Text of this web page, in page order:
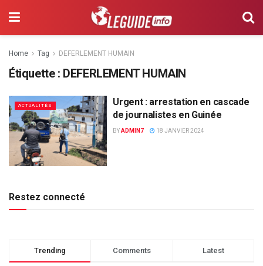
Home Tag DEFERLEMENT HUMAIN
Étiquette : DEFERLEMENT HUMAIN
ACTUALITÉS
Urgent : arrestation en cascade
de journalistes en Guinée
BYADMIN7 18 JANVIER 2024
Restez connecté
Trending Comments Latest